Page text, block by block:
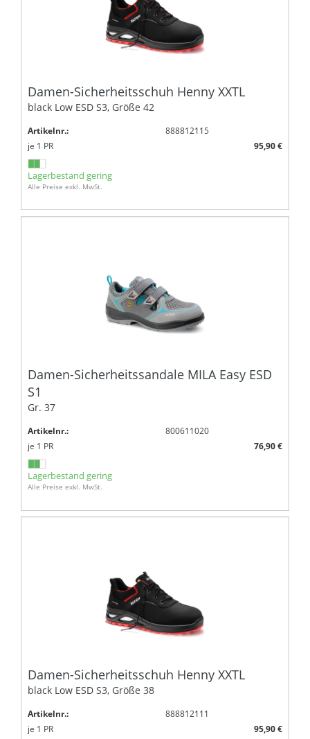
Damen-Sicherheitsschuh Henny XXTL
black Low ESD S3, Größe 42
Artikelnr.:
888812115
je 1 PR 95,90 €
Lagerbestand gering
Alle Preise exkl. MwSt.
Damen-Sicherheitssandale MILA Easy ESD
S1
Gr. 37
Artikelnr.:
800611020
je 1 PR 76,90 €
Lagerbestand gering
Alle Preise exkl. MwSt.
Damen-Sicherheitsschuh Henny XXTL
black Low ESD S3, Größe 38
Artikelnr.:
888812111
je 1 PR 95,90 €